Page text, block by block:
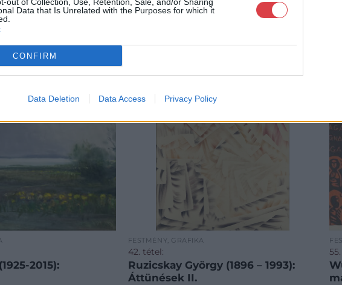
Data that Is Unrelated with the Purposes for which it
CONFIRM
Data Deletion Data Access Privacy Policy
2015):
FESTMÉNY, GRAFIKA
42. tétel:
Ruzicskay György (1896 – 1993):
Áttünések II.